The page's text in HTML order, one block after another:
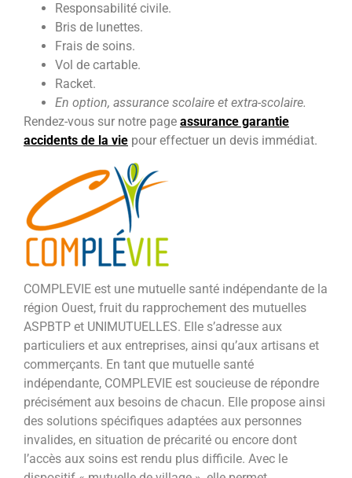
Responsabilité civile.
Bris de lunettes.
Frais de soins.
Vol de cartable.
Racket.
En option, assurance scolaire et extra-scolaire.
Rendez-vous sur notre page assurance garantie
accidents de la vie pour effectuer un devis immédiat.
COMPLEVIE est une mutuelle santé indépendante de la
région Ouest, fruit du rapprochement des mutuelles
ASPBTP et UNIMUTUELLES. Elle s’adresse aux
particuliers et aux entreprises, ainsi qu’aux artisans et
commerçants. En tant que mutuelle santé
indépendante, COMPLEVIE est soucieuse de répondre
précisément aux besoins de chacun. Elle propose ainsi
des solutions spécifiques adaptées aux personnes
invalides, en situation de précarité ou encore dont
l’accès aux soins est rendu plus difficile. Avec le